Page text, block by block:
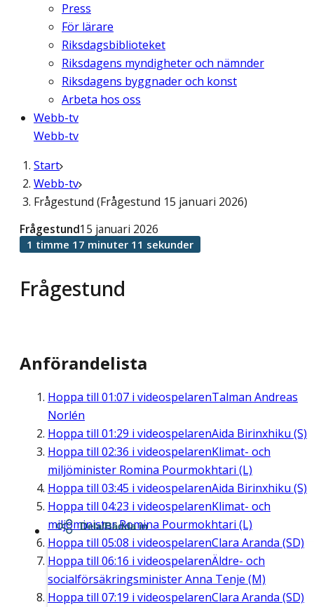
Press
För lärare
Riksdagsbiblioteket
Riksdagens myndigheter och nämnder
Riksdagens byggnader och konst
Arbeta hos oss
Webb-tv
Webb-tv
Start
Webb-tv
Frågestund (Frågestund 15 januari 2026)
Frågestund
Frågestund15 januari 2026
1 timme 17 minuter 11 sekunder
Anförandelista
Hoppa till 01:07 i videospelarenTalman Andreas
Norlén
Hoppa till 01:29 i videospelarenAida Birinxhiku (S)
Hoppa till 02:36 i videospelarenKlimat- och
miljöminister Romina Pourmokhtari (L)
Hoppa till 03:45 i videospelarenAida Birinxhiku (S)
Hoppa till 04:23 i videospelarenKlimat- och
miljöminister Romina Pourmokhtari (L)
Hoppa till 05:08 i videospelarenClara Aranda (SD)
Hoppa till 06:16 i videospelarenÄldre- och
socialförsäkringsminister Anna Tenje (M)
Hoppa till 07:19 i videospelarenClara Aranda (SD)
Dela/Bädda in